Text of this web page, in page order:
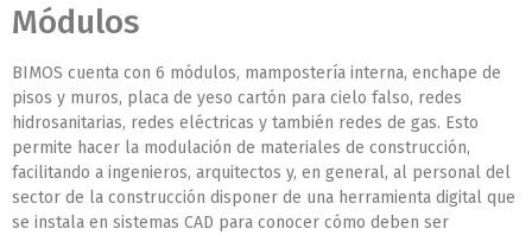
Módulos
BIMOS cuenta con 6 módulos, mampostería interna, enchape de
pisos y muros, placa de yeso cartón para cielo falso, redes
hidrosanitarias, redes eléctricas y también redes de gas. Esto
permite hacer la modulación de materiales de construcción,
facilitando a ingenieros, arquitectos y, en general, al personal del
sector de la construcción disponer de una herramienta digital que
se instala en sistemas CAD para conocer cómo deben ser